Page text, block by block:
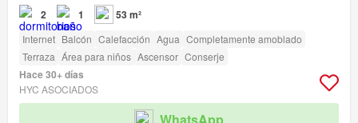
2 1 53 m²
Internet Balcón Calefacción Agua Completamente amoblado
Terraza Área para niños Ascensor Conserje
Hace 30+ días
HYC ASOCIADOS
WhatsApp